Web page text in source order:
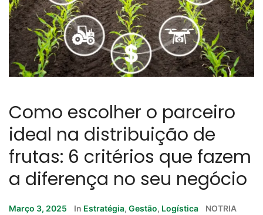
Como escolher o parceiro
ideal na distribuição de
frutas: 6 critérios que fazem
a diferença no seu negócio
Março 3, 2025 In Estratégia, Gestão, Logística NOTRIA